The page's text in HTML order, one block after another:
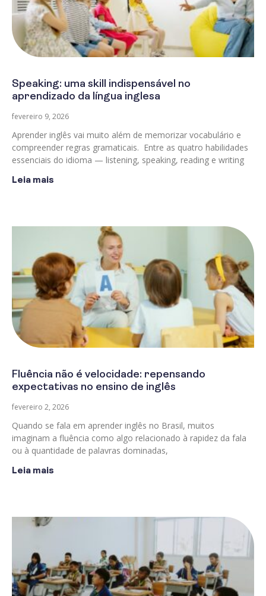
Speaking: uma skill indispensável no
aprendizado da língua inglesa
fevereiro 9, 2026
Aprender inglês vai muito além de memorizar vocabulário e
compreender regras gramaticais. Entre as quatro habilidades
essenciais do idioma — listening, speaking, reading e writing
Leia mais
Fluência não é velocidade: repensando
expectativas no ensino de inglês
fevereiro 2, 2026
Quando se fala em aprender inglês no Brasil, muitos
imaginam a fluência como algo relacionado à rapidez da fala
ou à quantidade de palavras dominadas,
Leia mais